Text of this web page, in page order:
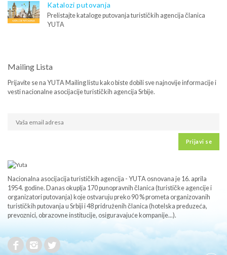
Katalozi putovanja
Prelistajte kataloge putovanja turističkih agencija članica
YUTA
Mailing Lista
Prijavite se na YUTA Mailing listu kako biste dobili sve najnovije informacije i
vesti nacionalne asocijacije turističkih agencija Srbije.
Prijavi se
Nacionalna asocijacija turističkih agencija - YUTA osnovana je 16. aprila
1954. godine. Danas okuplja 170 punopravnih članica (turističke agencije i
organizatori putovanja) koje ostvaruju preko 90 % prometa organizovanih
turističkih putovanja u Srbiji i 48 pridruženih članica (hotelska preduzeća,
prevoznici, obrazovne institucije, osiguravajuće kompanije...).